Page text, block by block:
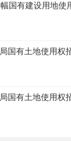
国有建设用地使
国有土地使用权
国有土地使用权